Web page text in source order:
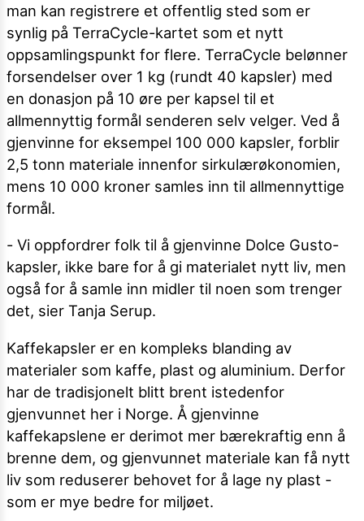
man kan registrere et offentlig sted som er
synlig på TerraCycle-kartet som et nytt
oppsamlingspunkt for flere. TerraCycle belønner
forsendelser over 1 kg (rundt 40 kapsler) med
en donasjon på 10 øre per kapsel til et
allmennyttig formål senderen selv velger. Ved å
gjenvinne for eksempel 100 000 kapsler, forblir
2,5 tonn materiale innenfor sirkulærøkonomien,
mens 10 000 kroner samles inn til allmennyttige
formål.
- Vi oppfordrer folk til å gjenvinne Dolce Gusto-
kapsler, ikke bare for å gi materialet nytt liv, men
også for å samle inn midler til noen som trenger
det, sier Tanja Serup.
Kaffekapsler er en kompleks blanding av
materialer som kaffe, plast og aluminium. Derfor
har de tradisjonelt blitt brent istedenfor
gjenvunnet her i Norge. Å gjenvinne
kaffekapslene er derimot mer bærekraftig enn å
brenne dem, og gjenvunnet materiale kan få nytt
liv som reduserer behovet for å lage ny plast -
som er mye bedre for miljøet.